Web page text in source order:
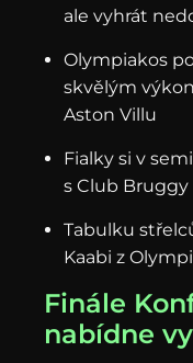
ale vyhrát
Olympiakos
skvělým
Aston Villu
Fialky si v
s Club Bruggy
Tabulku
Kaabi z
Finále
nabídne